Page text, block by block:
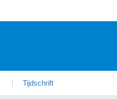
Tijdschrift